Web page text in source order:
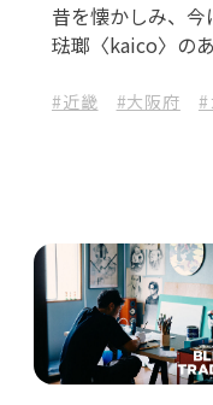
#大倉クラブ＆ホテル
昔を懐かしみ、今
琺瑯〈kaico〉の
#近畿 #大阪府 #